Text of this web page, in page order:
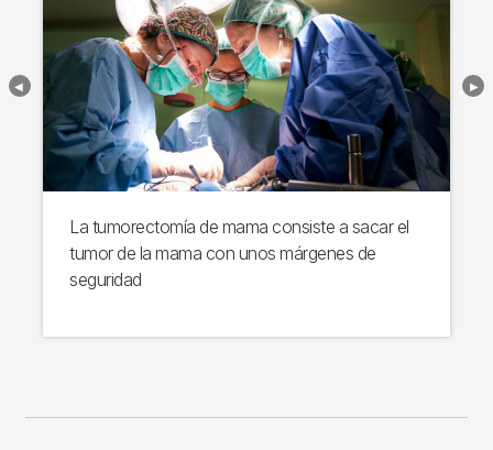
La tumorectomía de mama consiste a sacar el
tumor de la mama con unos márgenes de
seguridad